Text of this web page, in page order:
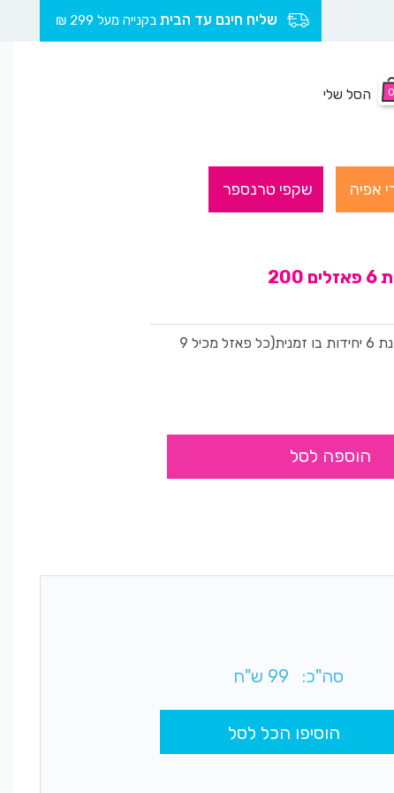
שליח חינם עד הבית בקנייה מעל 299 ₪
0 הסל שלי
אפיה שקפי טרנספר
טרנספר תואם שבלונת פאזל,להכנת 6 יחידות בו זמנית(כל פאזל מכיל 9
הוספה לסל
סה"כ: 99 ש"ח
הוסיפו הכל לסל